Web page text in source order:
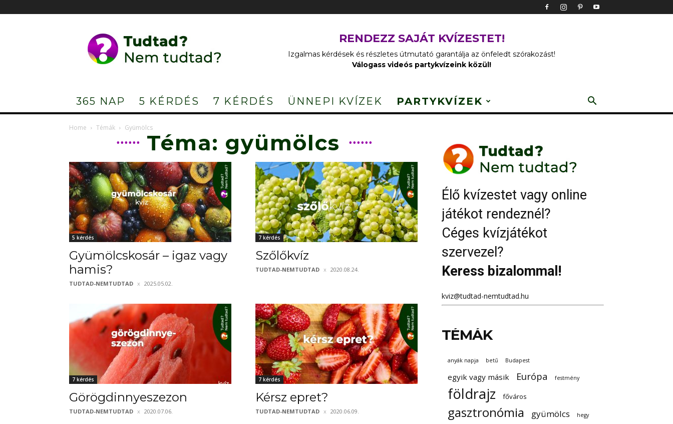
Nem
tudtad?
RENDEZZ SAJÁT KVÍZESTET!
Izgalmas kérdések és részletes útmutató garantálja az önfeledt szórakozást!
Válogass videós partykvízeink közül!
365 NAP 5 KÉRDÉS 7 KÉRDÉS ÜNNEPI KVÍZEK PARTYKVÍZEK
Home Témák Gyümölcs
Téma: gyümölcs
5 kérdés
Gyümölcskosár – igaz vagy
hamis?
TUDTAD-NEMTUDTAD 2025.05.02.
7 kérdés
Szőlőkvíz
TUDTAD-NEMTUDTAD 2020.08.24.
7 kérdés
Görögdinnyeszezon
TUDTAD-NEMTUDTAD 2020.07.06.
7 kérdés
Kérsz epret?
TUDTAD-NEMTUDTAD 2020.06.09.
Élő kvízestet vagy online
játékot rendeznél?
Céges kvízjátékot
szervezel?
Keress bizalommal!
kviz@tudtad-nemtudtad.hu
TÉMÁK
anyák napja betű Budapest
egyik vagy másik Európa festmény
földrajz főváros
gasztronómia gyümölcs hegy